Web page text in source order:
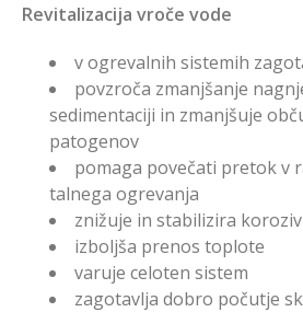
Revitalizacija vroče vode
v ogrevalnih sistemih
povzroča zmanjšanje
sedimentaciji in zmanjšuje
patogenov
pomaga povečati pretok v
talnega ogrevanja
znižuje in stabilizira
izboljša prenos toplote
varuje celoten sistem
zagotavlja dobro počutje